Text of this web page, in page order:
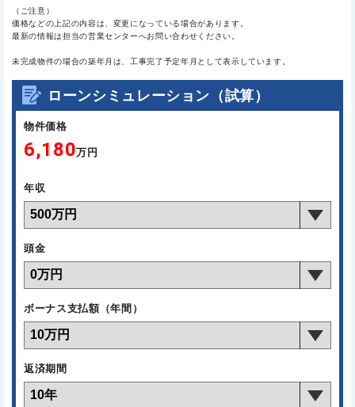
（ご注意）
価格などの上記の内容は、変更になっている場合があります。
最新の情報は担当の営業センターへお問い合わせください。
未完成物件の場合の築年月は、工事完了予定年月として表示しています。
ローンシミュレーション（試算）
物件価格
6,180万円
年収
頭金
ボーナス支払額（年間）
返済期間